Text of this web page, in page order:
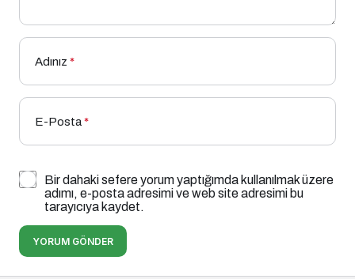
Adınız *
E-Posta*
Bir dahaki sefere yorum yaptığımda kullanılmak üzere
adımı, e-posta adresimi ve web site adresimi bu
tarayıcıya kaydet.
YORUM GÖNDER